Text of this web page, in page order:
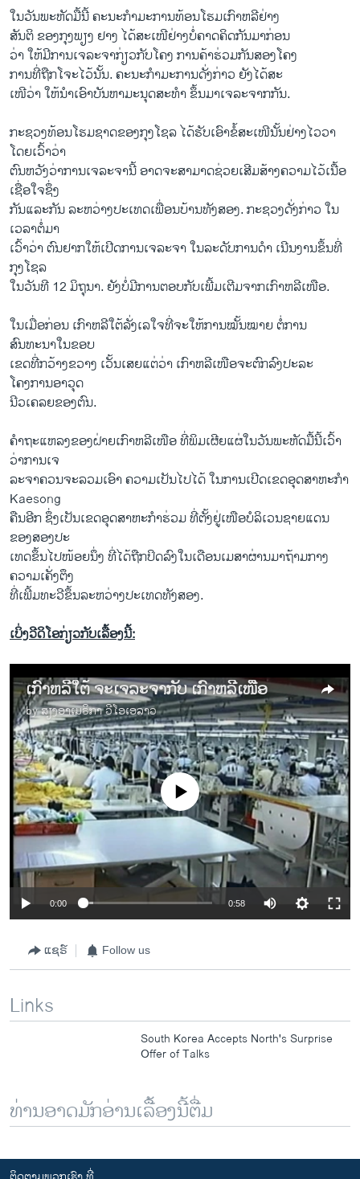
ໃນວັນພະຫັດມື້ນີ້ ຄະນະກໍາມະການທ້ອນໂຮມເກົາຫລີຢ່າງ
ສັນຕິ ຂອງກຸງພຽງ ຢາງ ໄດ້ສະເໜີຢ່າງບໍ່ຄາດຄິດກັນມາກ່ອນ
ວ່າ ໃຫ້ມີການເຈລະຈາກ່ຽວກັບໂຄງ ການຄ້າຮ່ວມກັນສອງໂຄງ
ການທີ່ຖືກໂຈະໄວ້ນັ້ນ. ຄະນະກໍາມະການດັ່ງກ່າວ ຍັງໄດ້ສະ
ເໜີວ່າ ໃຫ້ນໍາເອົາບັນຫາມະນຸດສະທໍາ ຂຶ້ນມາເຈລະຈາກກັນ.
ກະຊວງທ້ອນໂຮມຊາດຂອງກຸງໂຊລ ໄດ້ຮັບເອົາຂໍ້ສະເໜີນັ້ນຢ່າງໄວວາ
ໂດຍເວົ້າວ່າ
ຕົນຫວັງວ່າການເຈລະຈານີ້ ອາດຈະສາມາດຊ່ວຍເສີມສ້າງຄວາມໄວ້ເນື້ອ
ເຊື່ອໃຈຊຶ່ງ
ກັນແລະກັນ ລະຫວ່າງປະເທດເພື່ອນບ້ານທັງສອງ. ກະຊວງດັ່ງກ່າວ ໃນ
ເວລາຕໍ່ມາ
ເວົ້າວ່າ ຕົນຢາກໃຫ້ເປີດການເຈລະຈາ ໃນລະດັບການດໍາ ເນີນງານຂຶ້ນທີ່
ກຸງໂຊລ
ໃນວັນທີ 12 ມິຖຸນາ. ຍັງບໍ່ມີການຕອບກັບເພີ້ມເຕີມຈາກເກົາຫລີເໜືອ.
ໃນເມື່ອກ່ອນ ເກົາຫລີໃຕ້ລັ່ງເລໃຈທີ່ຈະໃຫ້ການໝັ້ນໝາຍ ຕໍ່ການ
ສົນທະນາໃນຂອບ
ເຂດທີ່ກວ້າງຂວາງ ເວັ້ນເສຍແຕ່ວ່າ ເກົາຫລີເໜືອຈະຕົກລົງປະລະ
ໂຄງການອາວຸດ
ນີວເຄລຍຂອງຕົນ.
ຄໍາຖະແຫລງຂອງຝ່າຍເກົາຫລີເໜືອ ທີ່ພິມເຜີຍແຜ່ໃນວັນພະຫັດມື້ນີ້ເວົ້າ
ວ່າການເຈ
ລະຈາຄວນຈະລວມເອົາ ຄວາມເປັນໄປໄດ້ ໃນການເປີດເຂດອຸດສາຫະກໍາ
Kaesong
ຄືນອີກ ຊຶ່ງເປັນເຂດອຸດສາຫະກໍາຮ່ວມ ທີ່ຕັ້ງຢູ່ເໜືອບໍລິເວນຊາຍແດນ
ຂອງສອງປະ
ເທດຂຶ້ນໄປໜ້ອຍນຶ່ງ ທີ່ໄດ້ຖືກປິດລົງໃນເດືອນເມສາຜ່ານມາຖ້າມກາງ
ຄວາມເຄັ່ງຕຶງ
ທີ່ເພີ້ມທະວີຂຶ້ນລະຫວ່າງປະເທດທັງສອງ.
ເບິ່ງວີດິໂອກ່ຽວກັບເລື້ອງນີ້:
ເກົາຫລີໃຕ້ ຈະເຈລະຈາກັບ ເກົາຫລີເໜືອ
byສຽງອາເມຣິກາ ວີໂອເອລາວ
No media source currently available
0:00 0:58
ແຊຣ໌ Follow us
Links
South Korea Accepts North's Surprise
Offer of Talks
ທ່ານອາດມັກອ່ານເລື້ອງນີ້ຕື່ມ